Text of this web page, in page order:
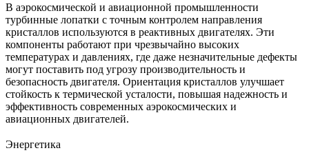
В аэрокосмической и авиационной промышленности
турбинные лопатки с точным контролем направления
кристаллов используются в реактивных двигателях. Эти
компоненты работают при чрезвычайно высоких
температурах и давлениях, где даже незначительные дефекты
могут поставить под угрозу производительность и
безопасность двигателя. Ориентация кристаллов улучшает
стойкость к термической усталости, повышая надежность и
эффективность современных аэрокосмических и
авиационных двигателей.
Энергетика